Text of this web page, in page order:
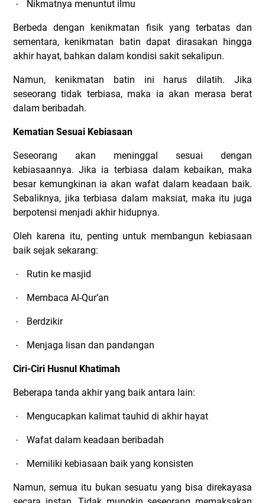
· Nikmatnya menuntut ilmu
Berbeda dengan kenikmatan fisik yang terbatas dan
sementara, kenikmatan batin dapat dirasakan hingga
akhir hayat, bahkan dalam kondisi sakit sekalipun.
Namun, kenikmatan batin ini harus dilatih. Jika
seseorang tidak terbiasa, maka ia akan merasa berat
dalam beribadah.
Kematian Sesuai Kebiasaan
Seseorang akan meninggal sesuai dengan
kebiasaannya. Jika ia terbiasa dalam kebaikan, maka
besar kemungkinan ia akan wafat dalam keadaan baik.
Sebaliknya, jika terbiasa dalam maksiat, maka itu juga
berpotensi menjadi akhir hidupnya.
Oleh karena itu, penting untuk membangun kebiasaan
baik sejak sekarang:
· Rutin ke masjid
· Membaca Al-Qur’an
· Berdzikir
· Menjaga lisan dan pandangan
Ciri-Ciri Husnul Khatimah
Beberapa tanda akhir yang baik antara lain:
· Mengucapkan kalimat tauhid di akhir hayat
· Wafat dalam keadaan beribadah
· Memiliki kebiasaan baik yang konsisten
Namun, semua itu bukan sesuatu yang bisa direkayasa